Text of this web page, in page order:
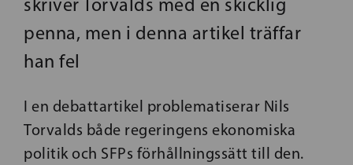
penna, men i denna artikel träffar
han fel
I en debattartikel problematiserar Nils
Torvalds både regeringens ekonomiska
politik och SFPs förhållningssätt till den.